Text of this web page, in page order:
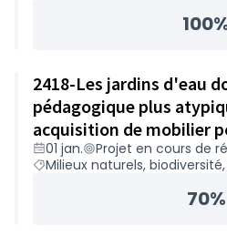
2418-Les jardins d'eau
pédagogique plus
acquisition de mobilier
l'espace – 42 000€
01 jan.
Projet en cours de
Milieux naturels,
70%